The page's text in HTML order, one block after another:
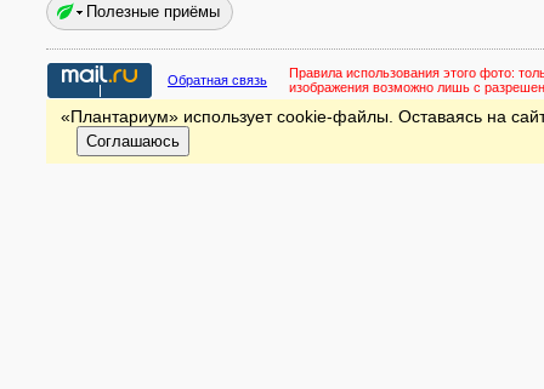
Полезные приёмы
Обратная связь Правила использования этого фото:
изображения возможно лишь с
«Плантариум» использует cookie-файлы. Оставаясь на
Соглашаюсь